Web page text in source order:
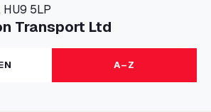
5LP
Transport Ltd
ME11 5GA
Depot Parking
7, 41334
A–Z